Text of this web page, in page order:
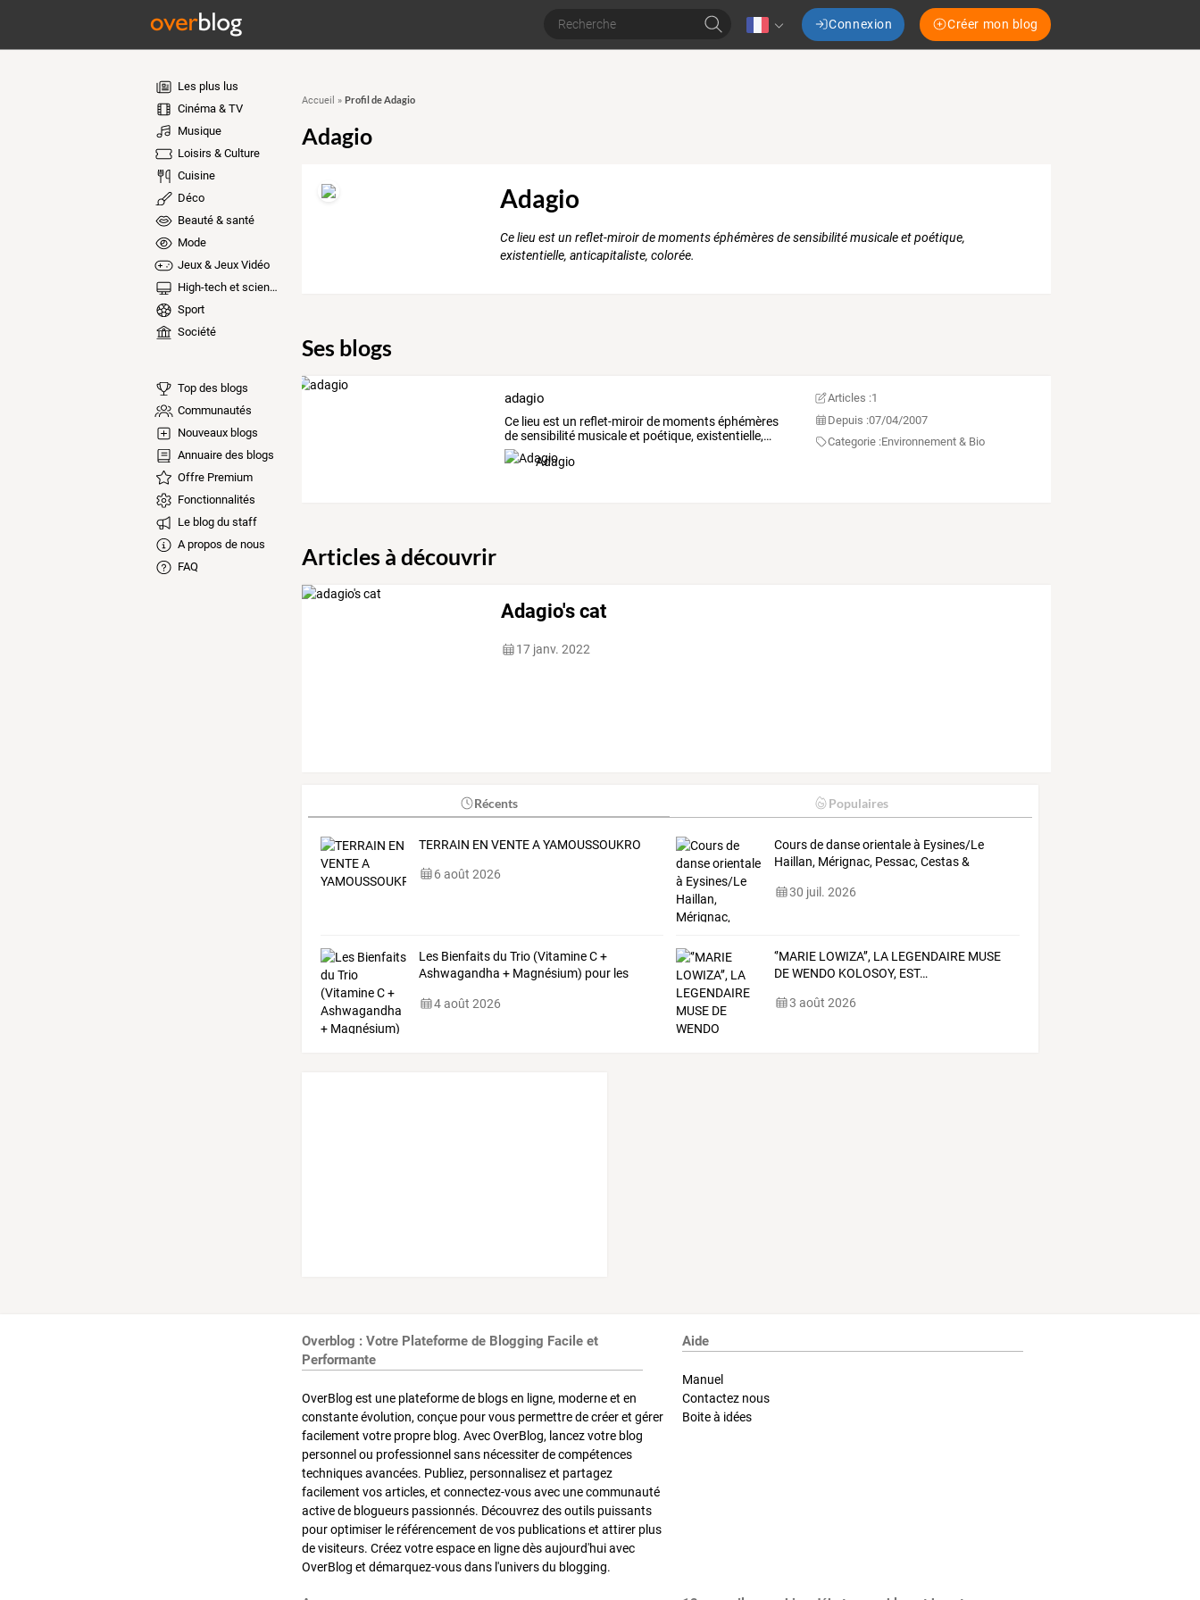
Connexion Créer mon blog
Les plus lus
Cinéma & TV
Musique
Loisirs & Culture
Cuisine
Déco
Beauté & santé
Mode
Jeux & Jeux Vidéo
High-tech et sciences
Sport
Société
Top des blogs
Communautés
Nouveaux blogs
Annuaire des blogs
Offre Premium
Fonctionnalités
Le blog du staff
A propos de nous
FAQ
Accueil » Profil de Adagio
Adagio
Adagio
Ce lieu est un reflet-miroir de moments éphémères de sensibilité musicale et poétique,
existentielle, anticapitaliste, colorée.
Ses blogs
adagio
Celieu est un reflet-miroirdemomentséphémères
desensibilitémusicaleet poétique,existentielle,…
Adagio
Articles :1
Depuis :07/04/2007
Categorie :Environnement & Bio
Articles à découvrir
Adagio's cat
17 janv. 2022
Récents Populaires
TERRAIN EN VENTE A YAMOUSSOUKRO
6 août 2026
Cours de danse orientale à Eysines/Le
Haillan, Mérignac, Pessac, Cestas &
30 juil. 2026
Les Bienfaits du Trio (Vitamine C +
Ashwagandha + Magnésium) pour les
4 août 2026
‘’MARIE LOWIZA’’, LA LEGENDAIRE MUSE
DEWENDO KOLOSOY, EST…
3 août 2026
Overblog : Votre Plateforme de Blogging Facile et
Performante
OverBlog est une plateforme de blogs en ligne, moderne et en
constante évolution, conçue pour vous permettre de créer et gérer
facilement votre propre blog. Avec OverBlog, lancez votre blog
personnel ou professionnel sans nécessiter de compétences
techniques avancées. Publiez, personnalisez et partagez
facilement vos articles, et connectez-vous avec une communauté
active de blogueurs passionnés. Découvrez des outils puissants
pour optimiser le référencement de vos publications et attirer plus
de visiteurs. Créez votre espace en ligne dès aujourd'hui avec
OverBlog et démarquez-vous dans l'univers du blogging.
Aide
Manuel
Contactez nous
Boite à idées